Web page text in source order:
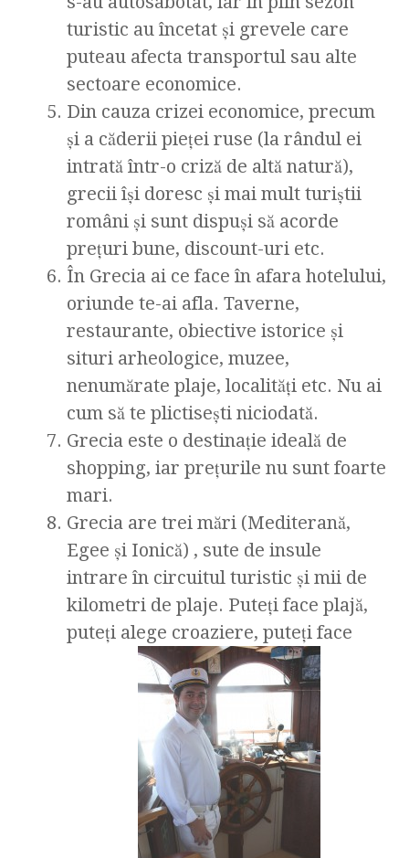
turistic au încetat şi grevele care
puteau afecta transportul sau alte
sectoare economice.
Din cauza crizei economice, precum
şi a căderii pieţei ruse (la rândul ei
intrată într-o criză de altă natură),
grecii îşi doresc şi mai mult turiştii
români şi sunt dispuşi să acorde
preţuri bune, discount-uri etc.
În Grecia ai ce face în afara hotelului,
oriunde te-ai afla. Taverne,
restaurante, obiective istorice şi
situri arheologice, muzee,
nenumărate plaje, localităţi etc. Nu ai
cum să te plictiseşti niciodată.
Grecia este o destinaţie ideală de
shopping, iar preţurile nu sunt foarte
mari.
Grecia are trei mări (Mediterană,
Egee şi Ionică) , sute de insule
intrare în circuitul turistic şi mii de
kilometri de plaje. Puteţi face plajă,
puteţi alege croaziere, puteţi face